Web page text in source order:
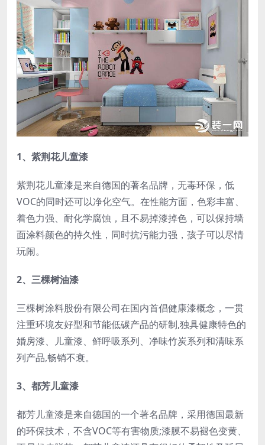
1、紫荆花儿童漆
紫荆花儿童漆是来自德国的著名品牌，无毒环保，低
VOC的同时还可以净化空气。在性能方面，色彩丰富、
着色力强、耐化学腐蚀，且不易掉漆掉色，可以保持墙
面涂料颜色的持久性，同时抗污能力强，孩子可以尽情
玩闹。
2、三棵树油漆
三棵树涂料股份有限公司在国内首倡健康漆概念，一贯
注重环境友好型和节能低碳产品的研制,独具健康特色的
婚房漆、儿童漆、鲜呼吸系列、净味竹炭系列和清味系
列产品,畅销不衰。
3、都芳儿童漆
都芳儿童漆是来自德国的一个著名品牌，采用德国最新
的环保技术，不含VOC等有害物质;漆膜不易褪色变黄、